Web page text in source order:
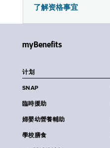
了解资格事宜
myBenefits
计划
SNAP
臨時援助
婦嬰幼營養輔助
學校膳食